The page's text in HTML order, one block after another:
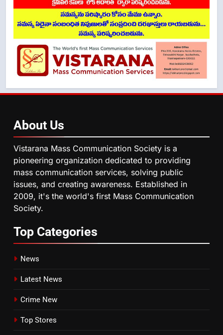
About Us
Vistarana Mass Communication Society is a
pioneering organization dedicated to providing
mass communication services, solving public
issues, and creating awareness. Established in
2009, it's the world's first Mass Communication
Society.
Top Categories
News
Latest News
Crime New
Top Stores